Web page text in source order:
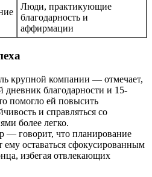
Люди, практикующие
благодарность и
аффирмации
крупной компании — отмечает,
дневник благодарности и 15-
помогло ей повысить
и справляться со
более легко.
— говорит, что планирование
ему оставаться сфокусированным
избегая отвлекающих